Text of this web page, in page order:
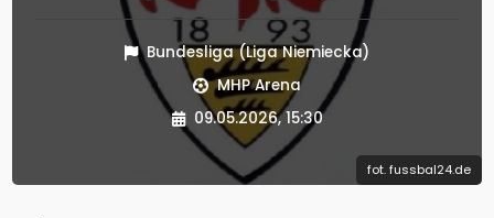
Bundesliga (Liga Niemiecka)
MHP Arena
09.05.2026, 15:30
fot. fussbal24.de